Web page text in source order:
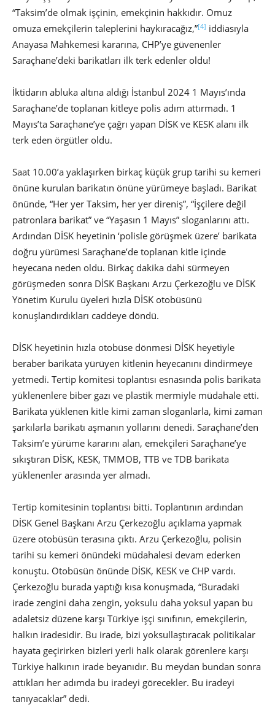
“Taksim’de olmak işçinin, emekçinin hakkıdır. Omuz
omuza emekçilerin taleplerini haykıracağız,”[4] iddiasıyla
Anayasa Mahkemesi kararına, CHP’ye güvenenler
Saraçhane’deki barikatları ilk terk edenler oldu!
İktidarın abluka altına aldığı İstanbul 2024 1 Mayıs’ında
Saraçhane’de toplanan kitleye polis adım attırmadı. 1
Mayıs’ta Saraçhane’ye çağrı yapan DİSK ve KESK alanı ilk
terk eden örgütler oldu.
Saat 10.00’a yaklaşırken birkaç küçük grup tarihi su kemeri
önüne kurulan barikatın önüne yürümeye başladı. Barikat
önünde, “Her yer Taksim, her yer direniş”, “İşçilere değil
patronlara barikat” ve “Yaşasın 1 Mayıs” sloganlarını attı.
Ardından DİSK heyetinin ‘polisle görüşmek üzere’ barikata
doğru yürümesi Saraçhane’de toplanan kitle içinde
heyecana neden oldu. Birkaç dakika dahi sürmeyen
görüşmeden sonra DİSK Başkanı Arzu Çerkezoğlu ve DİSK
Yönetim Kurulu üyeleri hızla DİSK otobüsünü
konuşlandırdıkları caddeye döndü.
DİSK heyetinin hızla otobüse dönmesi DİSK heyetiyle
beraber barikata yürüyen kitlenin heyecanını dindirmeye
yetmedi. Tertip komitesi toplantısı esnasında polis barikata
yüklenenlere biber gazı ve plastik mermiyle müdahale etti.
Barikata yüklenen kitle kimi zaman sloganlarla, kimi zaman
şarkılarla barikatı aşmanın yollarını denedi. Saraçhane’den
Taksim’e yürüme kararını alan, emekçileri Saraçhane’ye
sıkıştıran DİSK, KESK, TMMOB, TTB ve TDB barikata
yüklenenler arasında yer almadı.
Tertip komitesinin toplantısı bitti. Toplantının ardından
DİSK Genel Başkanı Arzu Çerkezoğlu açıklama yapmak
üzere otobüsün terasına çıktı. Arzu Çerkezoğlu, polisin
tarihi su kemeri önündeki müdahalesi devam ederken
konuştu. Otobüsün önünde DİSK, KESK ve CHP vardı.
Çerkezoğlu burada yaptığı kısa konuşmada, “Buradaki
irade zengini daha zengin, yoksulu daha yoksul yapan bu
adaletsiz düzene karşı Türkiye işçi sınıfının, emekçilerin,
halkın iradesidir. Bu irade, bizi yoksullaştıracak politikalar
hayata geçirirken bizleri yerli halk olarak görenlere karşı
Türkiye halkının irade beyanıdır. Bu meydan bundan sonra
attıkları her adımda bu iradeyi görecekler. Bu iradeyi
tanıyacaklar” dedi.